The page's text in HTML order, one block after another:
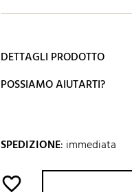
DETTAGLI PRODOTTO
POSSIAMO AIUTARTI?
SPEDIZIONE: immediata
favorite_border